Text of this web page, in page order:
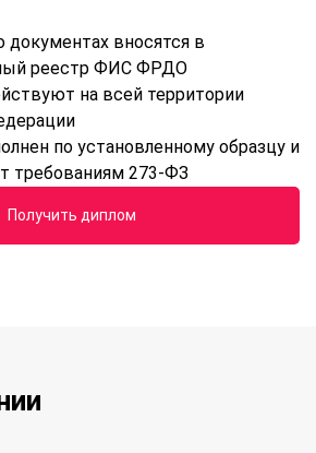
документах вносятся в
реестр ФИС ФРДО
на всей территории
по установленному образцу и
требованиям 273-ФЗ
Получить диплом